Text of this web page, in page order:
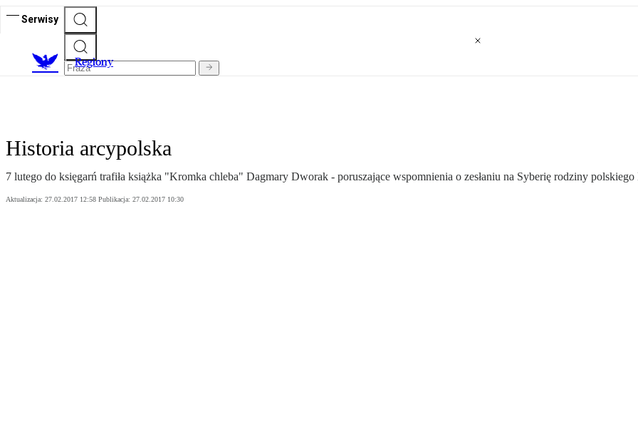
Serwisy
Regiony
Historia arcypolska
7 lutego do księgarń trafiła książka "Kromka chleba" Dagmary Dworak - poruszające wspomnienia o zesłaniu na Syberię rodziny
Aktualizacja: 27.02.2017 12:58 Publikacja: 27.02.2017 10:30